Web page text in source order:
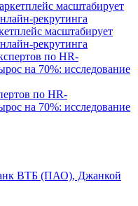
масштабирует
рекрутинга
по HR-
на 70%: исследование
ВТБ (ПАО), Джанкой